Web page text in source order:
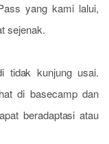
yang kami lalui,
sejenak.
tidak kunjung usai.
di basecamp dan
beradaptasi atau